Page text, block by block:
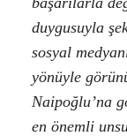
duygusuyla
sosyal
yönüyle
Naipoğlu’na
en önemli